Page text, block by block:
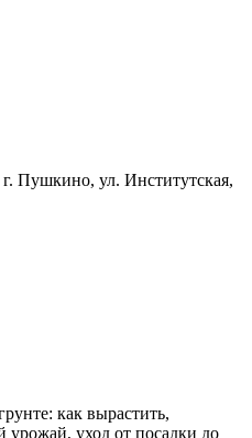
Пушкино, ул. Институтская,
как вырастить,
урожай, уход от посадки до